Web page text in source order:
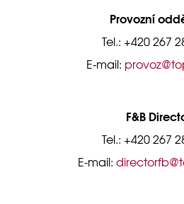
Provozní
Tel.: +420 267
E-mail:
F&B
Tel.: +420 267
E-mail: